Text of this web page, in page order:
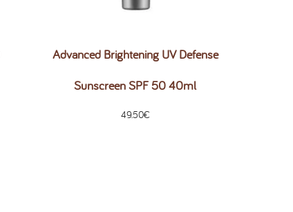
Advanced Brightening UV Defense
Sunscreen SPF 50 40ml
49.50€